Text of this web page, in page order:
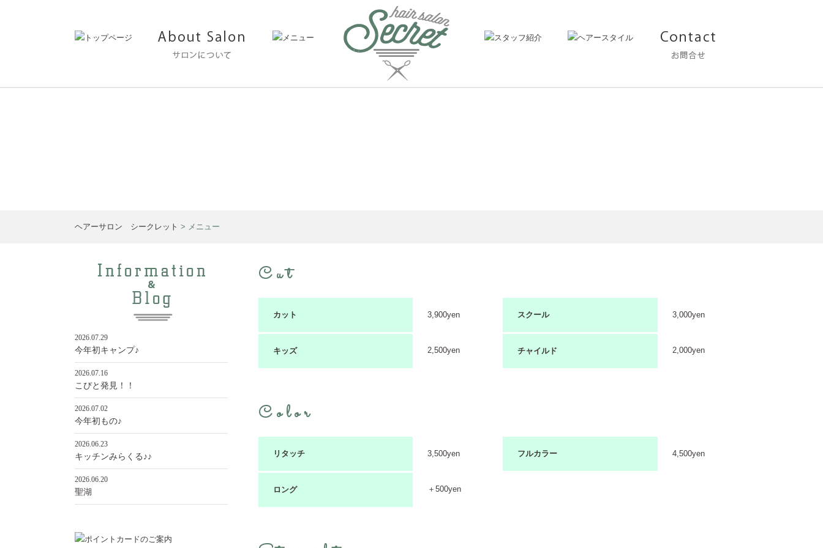
ヘアーサロン シークレット > メニュー
Cut
カット 3,900yen スクール 3,000yen
キッズ 2,500yen チャイルド 2,000yen
Color
リタッチ 3,500yen フルカラー 4,500yen
ロング ＋500yen
2026.07.29
今年初キャンプ♪
2026.07.16
こびと発見！！
2026.07.02
今年初もの♪
2026.06.23
キッチンみらくる♪♪
2026.06.20
聖湖